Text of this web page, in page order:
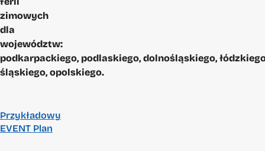
zimowych
dla
województw:
podkarpackiego, podlaskiego, dolnośląskiego,
śląskiego, opolskiego.
Przykładowy
EVENT Plan